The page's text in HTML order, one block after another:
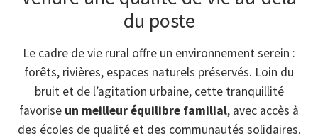
du poste
Le cadre de vie rural offre un environnement serein :
forêts, rivières, espaces naturels préservés. Loin du
bruit et de l’agitation urbaine, cette tranquillité
favorise un meilleur équilibre familial, avec accès à
des écoles de qualité et des communautés solidaires.